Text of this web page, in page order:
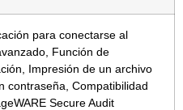
para conectarse al
Función de
Impresión de un archivo
contraseña, Compatibilidad
Secure Audit